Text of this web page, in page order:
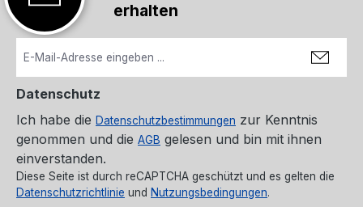
erhalten
Datenschutz
Ich habe die Datenschutzbestimmungen zur Kenntnis
genommen und die AGB gelesen und bin mit ihnen
einverstanden.
Diese Seite ist durch reCAPTCHA geschützt und es gelten die
Datenschutzrichtlinie und Nutzungsbedingungen.